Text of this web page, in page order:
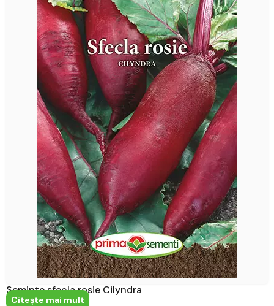
Seminte sfecla rosie Cilyndra
Citeşte mai mult